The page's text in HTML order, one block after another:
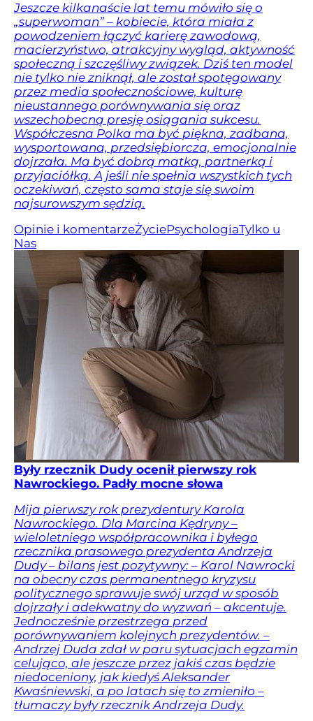
Jeszcze kilkanaście lat temu mówiło się o
„superwoman” – kobiecie, która miała z
powodzeniem łączyć karierę zawodową,
macierzyństwo, atrakcyjny wygląd, aktywność
społeczną i szczęśliwy związek. Dziś ten model
nie tylko nie zniknął, ale został spotęgowany
przez media społecznościowe, kulturę
nieustannego porównywania się oraz
wszechobecną presję osiągania sukcesu.
Współczesna Polka ma być piękna, zadbana,
wysportowana, przedsiębiorcza, emocjonalnie
dojrzała. Ma być dobrą matką, partnerką i
przyjaciółką. A jeśli nie spełnia wszystkich tych
oczekiwań, często sama staje się swoim
najsurowszym sędzią.
Opinie i komentarzeŻyciePsychologiaTylko u
Nas
Były rzecznik Dudy ocenił pierwszy rok
Nawrockiego. Padły mocne słowa
Mija pierwszy rok prezydentury Karola
Nawrockiego. Dla Marcina Kędryny –
wieloletniego współpracownika i byłego
rzecznika prasowego prezydenta Andrzeja
Dudy – bilans jest pozytywny: – Karol Nawrocki
na obecny czas permanentnego kryzysu
politycznego sprawuje swój urząd w sposób
dojrzały i adekwatny do wyzwań – akcentuje.
Jednocześnie przestrzega przed
porównywaniem kolejnych prezydentów. –
Andrzej Duda zdał w paru sytuacjach egzamin
celująco, ale jeszcze przez jakiś czas będzie
niedoceniony, jak kiedyś Aleksander
Kwaśniewski, a po latach się to zmieniło –
tłumaczy były rzecznik Andrzeja Dudy.